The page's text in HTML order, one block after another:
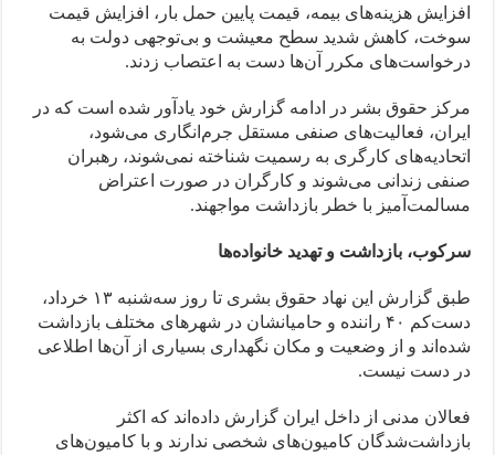
افزایش هزینه‌های بیمه، قیمت پایین حمل بار، افزایش قیمت
سوخت، کاهش شدید سطح معیشت و بی‌توجهی دولت به
درخواست‌های مکرر آن‌ها دست به اعتصاب زدند.
مرکز حقوق بشر در ادامه گزارش خود یادآور شده است که در
ایران، فعالیت‌های صنفی مستقل جرم‌انگاری می‌شود،
اتحادیه‌های کارگری به رسمیت شناخته نمی‌شوند، رهبران
صنفی زندانی می‌شوند و کارگران در صورت اعتراض
مسالمت‌آمیز با خطر بازداشت مواجهند.
سرکوب، بازداشت و تهدید خانواده‌ها
طبق گزارش این نهاد حقوق بشری تا روز سه‌شنبه ۱۳ خرداد،
دست‌کم ۴۰ راننده و حامیانشان در شهرهای مختلف بازداشت
شده‌اند و از وضعیت و مکان نگهداری بسیاری از آن‌ها اطلاعی
در دست نیست.
فعالان مدنی از داخل ایران گزارش داده‌اند که اکثر
بازداشت‌شدگان کامیون‌های شخصی ندارند و با کامیون‌های